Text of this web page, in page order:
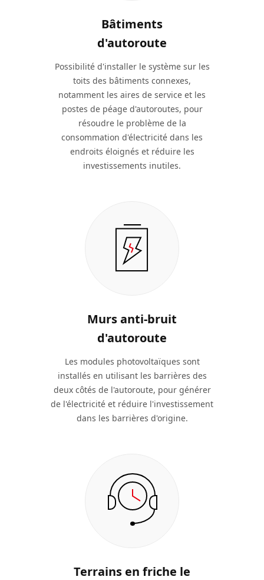
Bâtiments
d'autoroute
Possibilité d'installer le système sur les
toits des bâtiments connexes,
notamment les aires de service et les
postes de péage d'autoroutes, pour
résoudre le problème de la
consommation d'électricité dans les
endroits éloignés et réduire les
investissements inutiles.
Murs anti-bruit
d'autoroute
Les modules photovoltaïques sont
installés en utilisant les barrières des
deux côtés de l'autoroute, pour générer
de l'électricité et réduire l'investissement
dans les barrières d'origine.
Terrains en friche le